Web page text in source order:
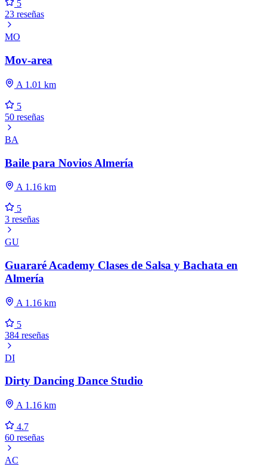
5
23 reseñas
MO
Mov-area
A 1.01 km
5
50 reseñas
BA
Baile para Novios Almería
A 1.16 km
5
3 reseñas
GU
Guararé Academy Clases de Salsa y Bachata en
Almería
A 1.16 km
5
384 reseñas
DI
Dirty Dancing Dance Studio
A 1.16 km
4.7
60 reseñas
AC